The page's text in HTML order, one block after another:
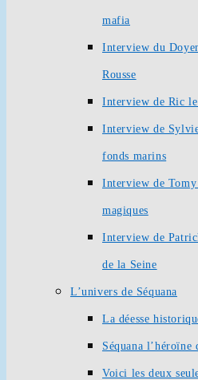
mafia
Interview du
Rousse
Interview de Ric
Interview de
fonds marins
Interview de
magiques
Interview de
de la Seine
L’univers de Séquana
La déesse
Séquana
Voici les deux